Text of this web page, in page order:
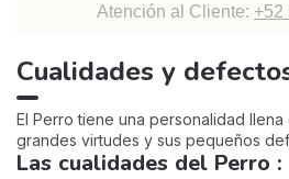
Atención al Cliente: +52
Cualidades y
El Perro tiene una personalidad
grandes virtudes y sus pequeños
Las cualidades del Perro :